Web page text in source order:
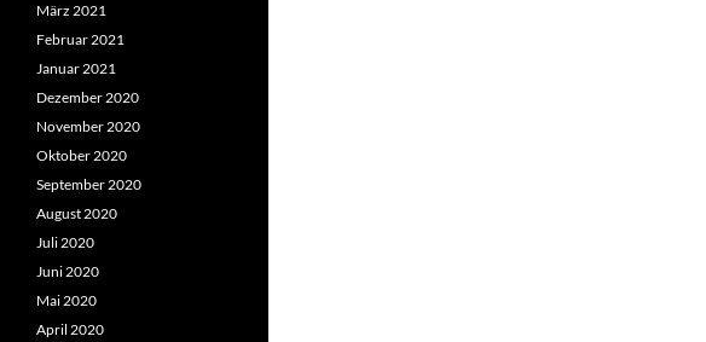
März 2021
Februar 2021
Januar 2021
Dezember 2020
November 2020
Oktober 2020
September 2020
August 2020
Juli 2020
Juni 2020
Mai 2020
April 2020